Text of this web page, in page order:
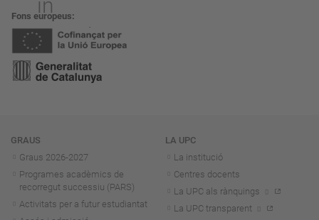
Fons europeus
Navegació
GRAUS
Graus 2026-2027
Programes acadèmics de
recorregut successiu (PARS)
Activitats per a futur estudiantat
LA UPC
La institució
Centres docents
La UPC als rànquings
La UPC transparent